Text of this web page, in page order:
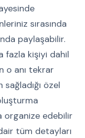
sırasında
paylaşabilir.
fazla kişiyi dahil
o anı tekrar
özel
organize edebilir
tüm detayları